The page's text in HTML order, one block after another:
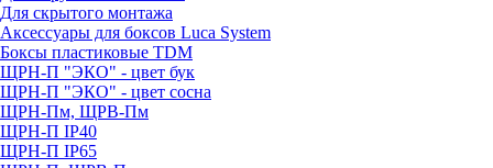
Для скрытого монтажа
Аксессуары для боксов Luca System
Боксы пластиковые TDM
ЩРН-П "ЭКО" - цвет бук
ЩРН-П "ЭКО" - цвет сосна
ЩРН-Пм, ЩРВ-Пм
ЩРН-П IP40
ЩРН-П IP65